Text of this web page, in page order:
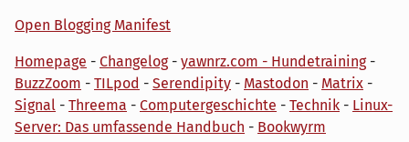
Open Blogging Manifest
Homepage - Changelog- yawnrz.com - Hundetraining-
BuzzZoom - TILpod - Serendipity - Mastodon - Matrix -
Signal - Threema - Computergeschichte - Technik - Linux-
Server: Das umfassende Handbuch - Bookwyrm